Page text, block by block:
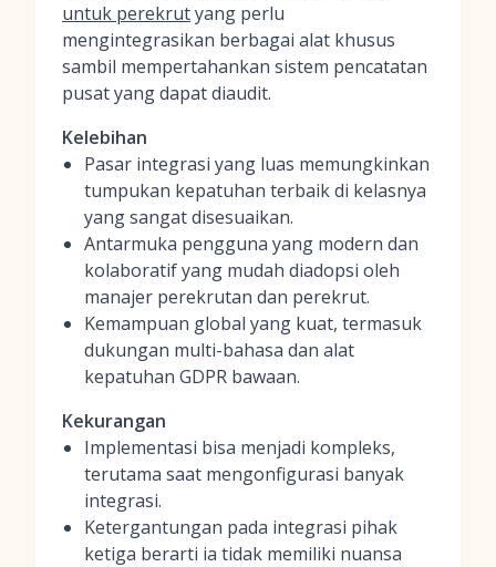
untuk perekrutyang perlu
mengintegrasikan berbagai alat khusus
sambil mempertahankan sistem pencatatan
pusat yang dapat diaudit.
Kelebihan
Pasar integrasi yang luas memungkinkan
tumpukan kepatuhan terbaik di kelasnya
yang sangat disesuaikan.
Antarmuka pengguna yang modern dan
kolaboratif yang mudah diadopsi oleh
manajer perekrutan dan perekrut.
Kemampuan global yang kuat, termasuk
dukungan multi-bahasa dan alat
kepatuhan GDPR bawaan.
Kekurangan
Implementasi bisa menjadi kompleks,
terutama saat mengonfigurasi banyak
integrasi.
Ketergantungan pada integrasi pihak
ketiga berarti ia tidak memiliki nuansa